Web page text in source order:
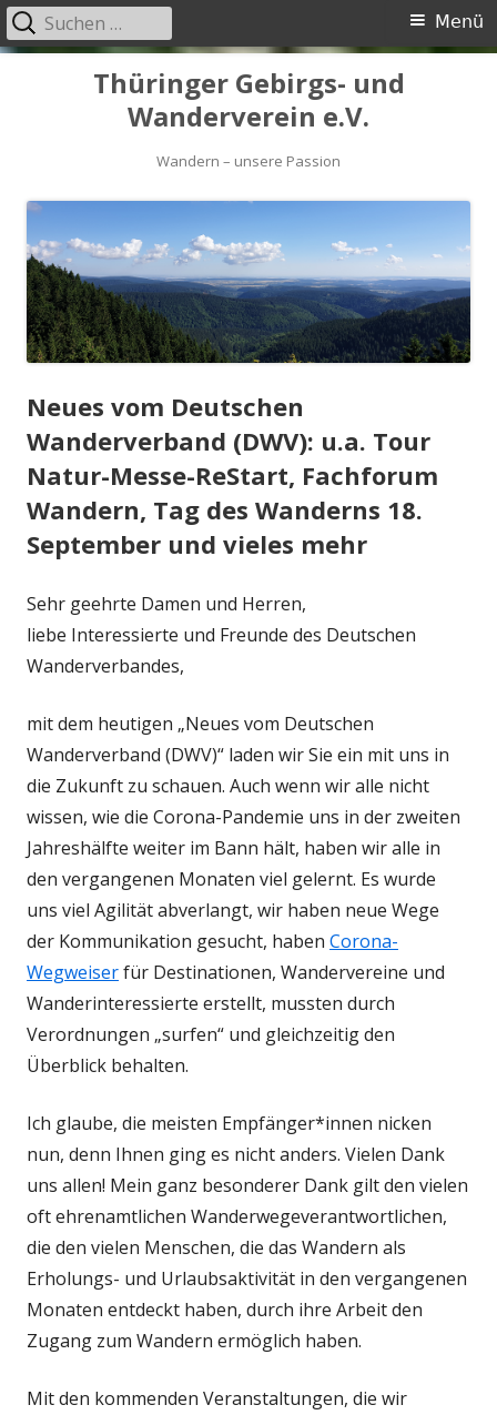
Thüringer Gebirgs- und
Wanderverein e.V.
Wandern – unsere Passion
Primäres
Menü
Suchen
nach:
Neues vom Deutschen
Wanderverband (DWV): u.a. Tour
Natur-Messe-ReStart, Fachforum
Wandern, Tag des Wanderns 18.
September und vieles mehr
Sehr geehrte Damen und Herren,
liebe Interessierte und Freunde des Deutschen
Wanderverbandes,
mit dem heutigen „Neues vom Deutschen
Wanderverband (DWV)“ laden wir Sie ein mit uns in
die Zukunft zu schauen. Auch wenn wir alle nicht
wissen, wie die Corona-Pandemie uns in der zweiten
Jahreshälfte weiter im Bann hält, haben wir alle in
den vergangenen Monaten viel gelernt. Es wurde
uns viel Agilität abverlangt, wir haben neue Wege
der Kommunikation gesucht, haben Corona-
Wegweiserfür Destinationen, Wandervereine und
Wanderinteressierte erstellt, mussten durch
Verordnungen „surfen“ und gleichzeitig den
Überblick behalten.
Ich glaube, die meisten Empfänger*innen nicken
nun, denn Ihnen ging es nicht anders. Vielen Dank
uns allen! Mein ganz besonderer Dank gilt den vielen
oft ehrenamtlichen Wanderwegeverantwortlichen,
die den vielen Menschen, die das Wandern als
Erholungs- und Urlaubsaktivität in den vergangenen
Monaten entdeckt haben, durch ihre Arbeit den
Zugang zum Wandern ermöglich haben.
Mit den kommenden Veranstaltungen, die wir